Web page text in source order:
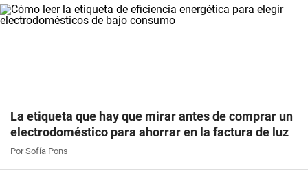
La etiqueta que hay que mirar antes de comprar un
electrodoméstico para ahorrar en la factura de luz
Por Sofía Pons